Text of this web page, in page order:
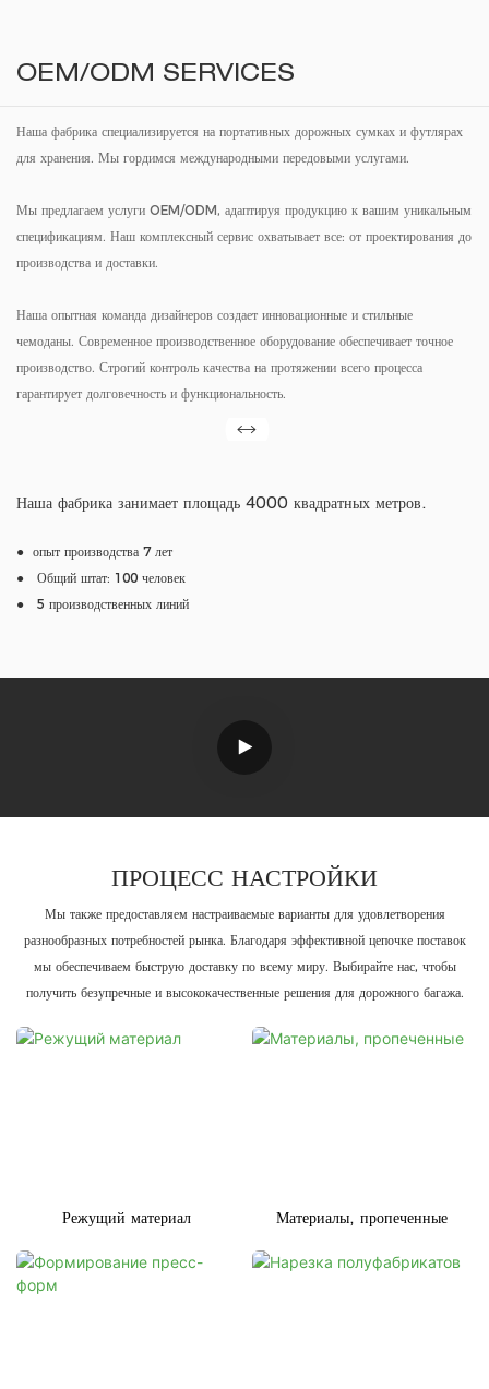
OEM/ODM SERVICES
Наша фабрика специализируется на портативных дорожных сумках и футлярах
для хранения. Мы гордимся международными передовыми услугами.
Мы предлагаем услуги OEM/ODM, адаптируя продукцию к вашим уникальным
спецификациям. Наш комплексный сервис охватывает все: от проектирования до
производства и доставки.
Наша опытная команда дизайнеров создает инновационные и стильные
чемоданы. Современное производственное оборудование обеспечивает точное
производство. Строгий контроль качества на протяжении всего процесса
гарантирует долговечность и функциональность.
Наша фабрика занимает площадь 4000 квадратных метров.
● опыт производства 7 лет
● Общий штат: 100 человек
● 5 производственных линий
ПРОЦЕСС НАСТРОЙКИ
Мы также предоставляем настраиваемые варианты для удовлетворения
разнообразных потребностей рынка. Благодаря эффективной цепочке поставок
мы обеспечиваем быструю доставку по всему миру. Выбирайте нас, чтобы
получить безупречные и высококачественные решения для дорожного багажа.
Режущий материал Материалы, пропеченные